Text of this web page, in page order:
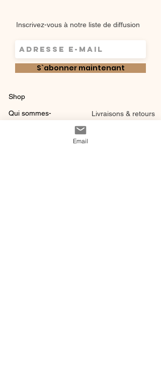
Inscrivez-vous à notre liste de diffusion
S`abonner maintenant
Shop
Qui sommes-
instagram
Livraisons & retours
Email